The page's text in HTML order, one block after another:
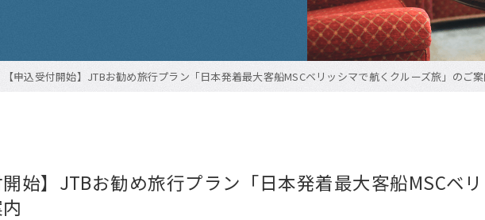
【申込受付開始】JTBお勧め旅行プラン「日本発着最大客船MSCベリッシマで航くクルーズ旅」のご
開始】JTBお勧め旅行プラン「日本発着最大客船MSCベ